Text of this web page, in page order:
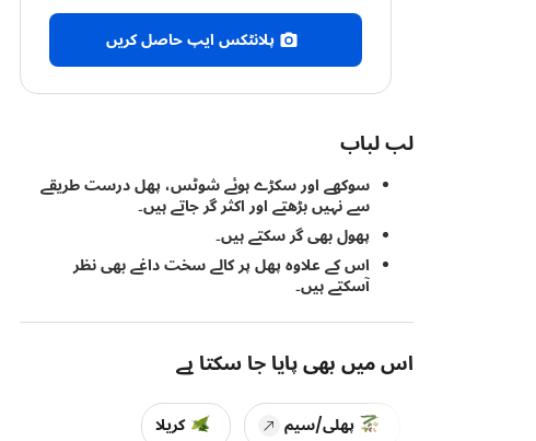
پلانٹکس ایپ حاصل کریں
لب لباب
سوکھے اور سکڑے ہوئے شوٹس، پھل درست طریقے
سے نہیں بڑھتے اور اکثر گر جاتے ہیں۔
پھول بھی گر سکتے ہیں۔
اس کے علاوہ پھل پر کالے سخت داغے بھی نظر
آسکتے ہیں۔
اس میں بھی پایا جا سکتا ہے
پھلی/سیم کریلا